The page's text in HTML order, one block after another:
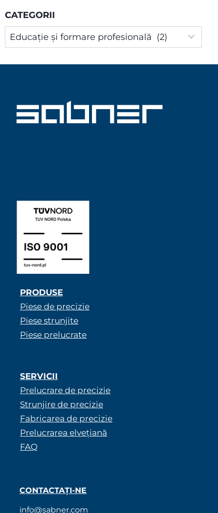
CATEGORII
Categorii
PRODUSE
Piese de precizie
Piese strunjite
Piese prelucrate
SERVICII
Prelucrare de precizie
Strunjire de precizie
Fabricarea de precizie
Prelucrarea elvețiană
FAQ
CONTACTAȚI-NE
info@sabner.com